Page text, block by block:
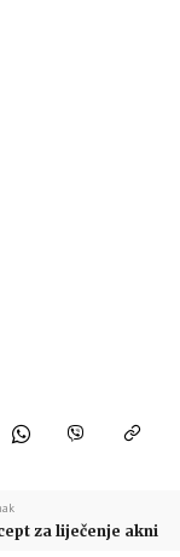
za liječenje akni